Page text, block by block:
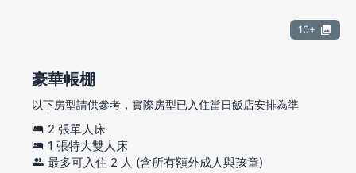
10+
豪華帳棚
以下房型請供參考，實際房型已入住當日飯店安排為準
2 張單人床
1 張特大雙人床
最多可入住 2 人 (含所有額外成人與孩童)